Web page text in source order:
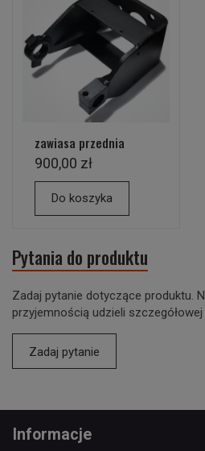
zawiasa przednia
900,00 zł
Do koszyka
Pytania do produktu
Zadaj pytanie dotyczące produktu.
przyjemnością udzieli
Zadaj pytanie
Informacje